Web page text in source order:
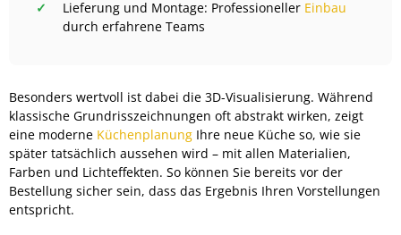
Lieferung und Montage: Professioneller Einbau
durch erfahrene Teams
Besonders wertvoll ist dabei die 3D-Visualisierung. Während
klassische Grundrisszeichnungen oft abstrakt wirken, zeigt
eine moderne Küchenplanung Ihre neue Küche so, wie sie
später tatsächlich aussehen wird – mit allen Materialien,
Farben und Lichteffekten. So können Sie bereits vor der
Bestellung sicher sein, dass das Ergebnis Ihren Vorstellungen
entspricht.